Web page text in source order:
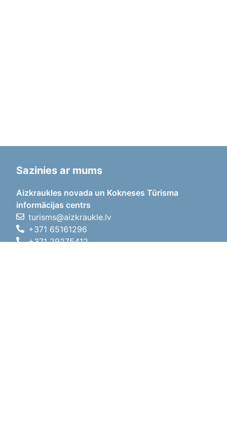
Sazinies ar mums
Aizkraukles novada un Kokneses Tūrisma
informācijas centrs
turisms@aizkraukle.lv
+371 65161296
+371 29275412